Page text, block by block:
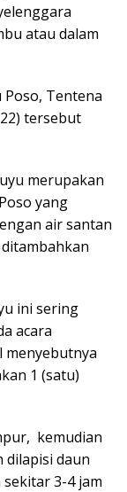
atau dalam
Tentena
tersebut
merupakan
yang
air santan
ini sering
acara
menyebutnya
1 (satu)
kemudian
dilapisi daun
3-4 jam